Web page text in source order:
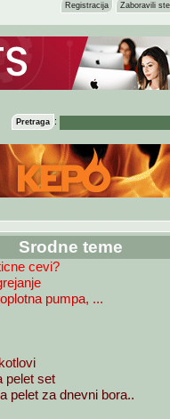
Registracija Zaboravili
Pretraga :
Srodne teme
cevi?
pumpa, ...
pelet set
pelet za dnevni bora..